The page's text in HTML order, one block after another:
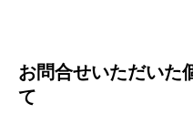
お問合せいただいた
て